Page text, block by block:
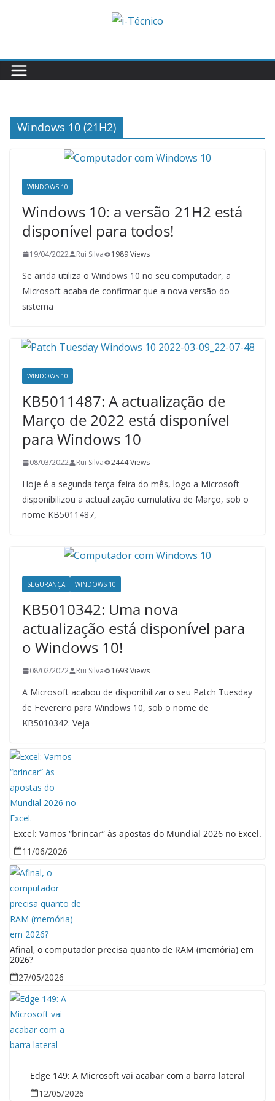
Windows 10 (21H2)
WINDOWS 10
Windows 10: a versão 21H2 está
disponível para todos!
19/04/2022 Rui Silva 1989 Views
Se ainda utiliza o Windows 10 no seu computador, a
Microsoft acaba de confirmar que a nova versão do
sistema
WINDOWS 10
KB5011487: A actualização de
Março de 2022 está disponível
para Windows 10
08/03/2022 Rui Silva 2444 Views
Hoje é a segunda terça-feira do mês, logo a Microsoft
disponibilizou a actualização cumulativa de Março, sob o
nome KB5011487,
SEGURANÇA WINDOWS 10
KB5010342: Uma nova
actualização está disponível para
o Windows 10!
08/02/2022 Rui Silva 1693 Views
A Microsoft acabou de disponibilizar o seu Patch Tuesday
de Fevereiro para Windows 10, sob o nome de
KB5010342. Veja
Excel: Vamos “brincar” às apostas do Mundial 2026 no Excel.
11/06/2026
Afinal, o computador precisa quanto de RAM (memória) em
2026?
27/05/2026
Edge 149: A Microsoft vai acabar com a barra lateral
12/05/2026